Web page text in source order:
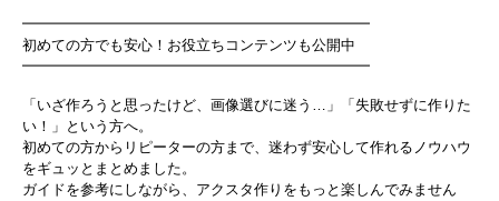
━━━━━━━━━━━━━━━━━━━━━━━━
初めての方でも安心！お役立ちコンテンツも公開中
━━━━━━━━━━━━━━━━━━━━━━━━
「いざ作ろうと思ったけど、画像選びに迷う…」「失敗せずに作りた
い！」という方へ。
初めての方からリピーターの方まで、迷わず安心して作れるノウハウ
をギュッとまとめました。
ガイドを参考にしながら、アクスタ作りをもっと楽しんでみません